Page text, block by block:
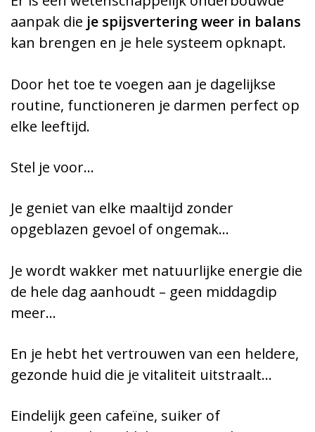
aanpak die je spijsvertering weer in balans
kan brengen en je hele systeem opknapt.
Door het toe te voegen aan je dagelijkse
routine, functioneren je darmen perfect op
elke leeftijd.
Stel je voor…
Je geniet van elke maaltijd zonder
opgeblazen gevoel of ongemak…
Je wordt wakker met natuurlijke energie die
de hele dag aanhoudt – geen middagdip
meer…
En je hebt het vertrouwen van een heldere,
gezonde huid die je vitaliteit uitstraalt…
Eindelijk geen cafeïne, suiker of